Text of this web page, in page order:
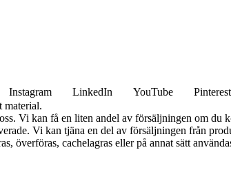
Instagram LinkedIn YouTube Pinterest
material.
Vi kan få en liten andel av försäljningen om du
Vi kan tjäna en del av försäljningen från
överföras, cachelagras eller på annat sätt